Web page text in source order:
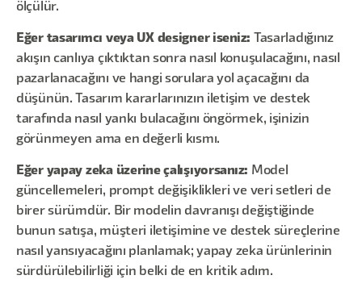
ölçülür.
Eğer tasarımcı veya UX designer iseniz: Tasarladığınız
akışın canlıya çıktıktan sonra nasıl konuşulacağını, nasıl
pazarlanacağını ve hangi sorulara yol açacağını da
düşünün. Tasarım kararlarınızın iletişim ve destek
tarafında nasıl yankı bulacağını öngörmek, işinizin
görünmeyen ama en değerli kısmı.
Eğer yapay zeka üzerine çalışıyorsanız: Model
güncellemeleri, prompt değişiklikleri ve veri setleri de
birer sürümdür. Bir modelin davranışı değiştiğinde
bunun satışa, müşteri iletişimine ve destek süreçlerine
nasıl yansıyacağını planlamak; yapay zeka ürünlerinin
sürdürülebilirliği için belki de en kritik adım.